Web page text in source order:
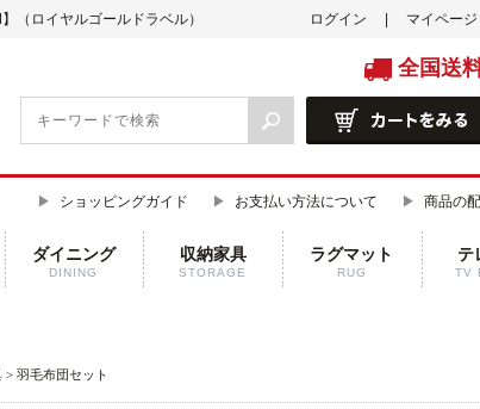
（ロイヤルゴールドラベル） ログイン マイページ
全国送
ショッピングガイド お支払い方法について 商品の
ダイニング
DINING
収納家具
STORAGE
ラグマット
RUG
テ
TV
> 羽毛布団セット